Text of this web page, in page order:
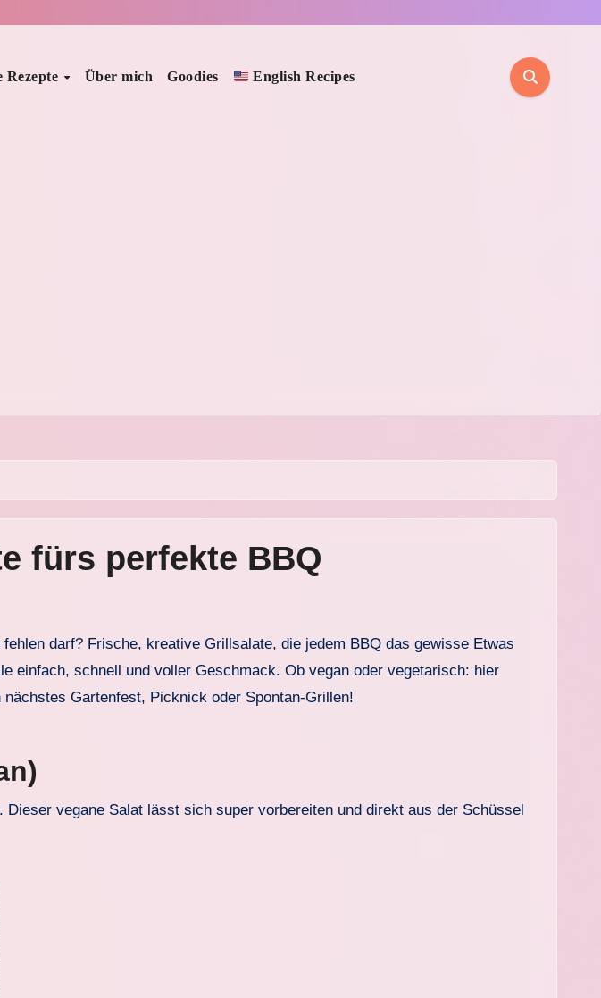
Rezepte Über mich Goodies English Recipes
fürs perfekte BBQ
einfach, schnell und voller Geschmack. Ob vegan oder vegetarisch: hier
Gartenfest, Picknick oder Spontan-Grillen!